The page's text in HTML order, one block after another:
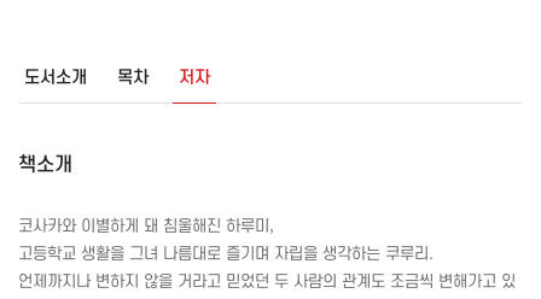
도서소개 목차 저자
책소개
코사카와 이별하게 돼 침울해진 하루미,
고등학교 생활을 그녀 나름대로 즐기며 자립을 생각하는 쿠루리.
언제까지나 변하지 않을 거라고 믿었던 두 사람의 관계도 조금씩 변해가고 있